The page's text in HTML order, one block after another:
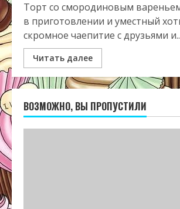
Торт со смородиновым
в приготовлении и уместный
скромное чаепитие с друзьями
Читать далее
ВОЗМОЖНО, ВЫ ПРОПУСТИЛИ